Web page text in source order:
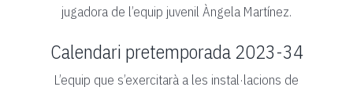
jugadora de l’equip juvenil Àngela Martínez.
Calendari pretemporada 2023-34
L’equip que s’exercitarà a les instal·lacions de